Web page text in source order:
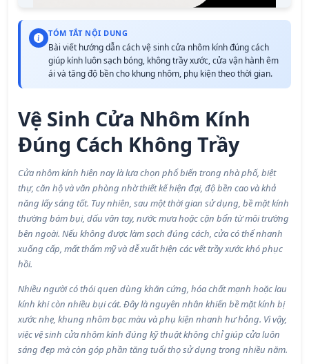
TÓM TẮT NỘI DUNG
Bài viết hướng dẫn cách vệ sinh cửa nhôm kính đúng cách
giúp kính luôn sạch bóng, không trầy xước, cửa vận hành êm
ái và tăng độ bền cho khung nhôm, phụ kiện theo thời gian.
Vệ Sinh Cửa Nhôm Kính
Đúng Cách Không Trầy
Cửa nhôm kính hiện nay là lựa chọn phổ biến trong nhà phố, biệt
thự, căn hộ và văn phòng nhờ thiết kế hiện đại, độ bền cao và khả
năng lấy sáng tốt. Tuy nhiên, sau một thời gian sử dụng, bề mặt kính
thường bám bụi, dấu vân tay, nước mưa hoặc cặn bẩn từ môi trường
bên ngoài. Nếu không được làm sạch đúng cách, cửa có thể nhanh
xuống cấp, mất thẩm mỹ và dễ xuất hiện các vết trầy xước khó phục
hồi.
Nhiều người có thói quen dùng khăn cứng, hóa chất mạnh hoặc lau
kính khi còn nhiều bụi cát. Đây là nguyên nhân khiến bề mặt kính bị
xước nhẹ, khung nhôm bạc màu và phụ kiện nhanh hư hỏng. Vì vậy,
việc vệ sinh cửa nhôm kính đúng kỹ thuật không chỉ giúp cửa luôn
sáng đẹp mà còn góp phần tăng tuổi thọ sử dụng trong nhiều năm.